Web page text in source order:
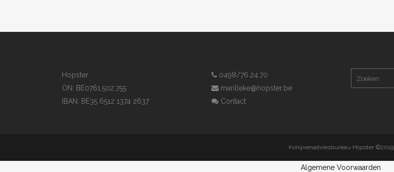
Hopster
ON: BE0761.502.755
IBAN: BE35 6512 1374 2637
0498/76.24.70
marilleke@hopster.be
Contact
Konijnenadviesbureau Hopster ©2019
Algemene Voorwaarden